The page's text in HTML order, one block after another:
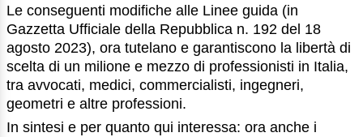
Le conseguenti modifiche alle Linee guida (in
Gazzetta Ufficiale della Repubblica n. 192 del 18
agosto 2023), ora tutelano e garantiscono la libertà di
scelta di un milione e mezzo di professionisti in Italia,
tra avvocati, medici, commercialisti, ingegneri,
geometri e altre professioni.
In sintesi e per quanto qui interessa: ora anche i